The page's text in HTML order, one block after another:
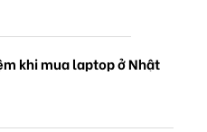
khi mua laptop ở Nhật